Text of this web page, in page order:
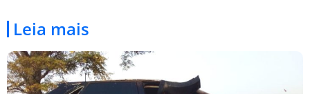
Leia mais